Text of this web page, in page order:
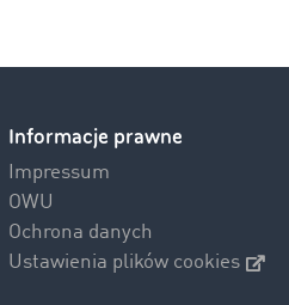
Informacje prawne
Impressum
OWU
Ochrona danych
Ustawienia plików cookies